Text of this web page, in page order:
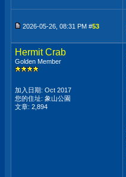
2026-05-26, 08:31 PM #53
Hermit Crab
Golden Member
加入日期: Oct 2017
您的住址: 象山公園
文章: 2,894